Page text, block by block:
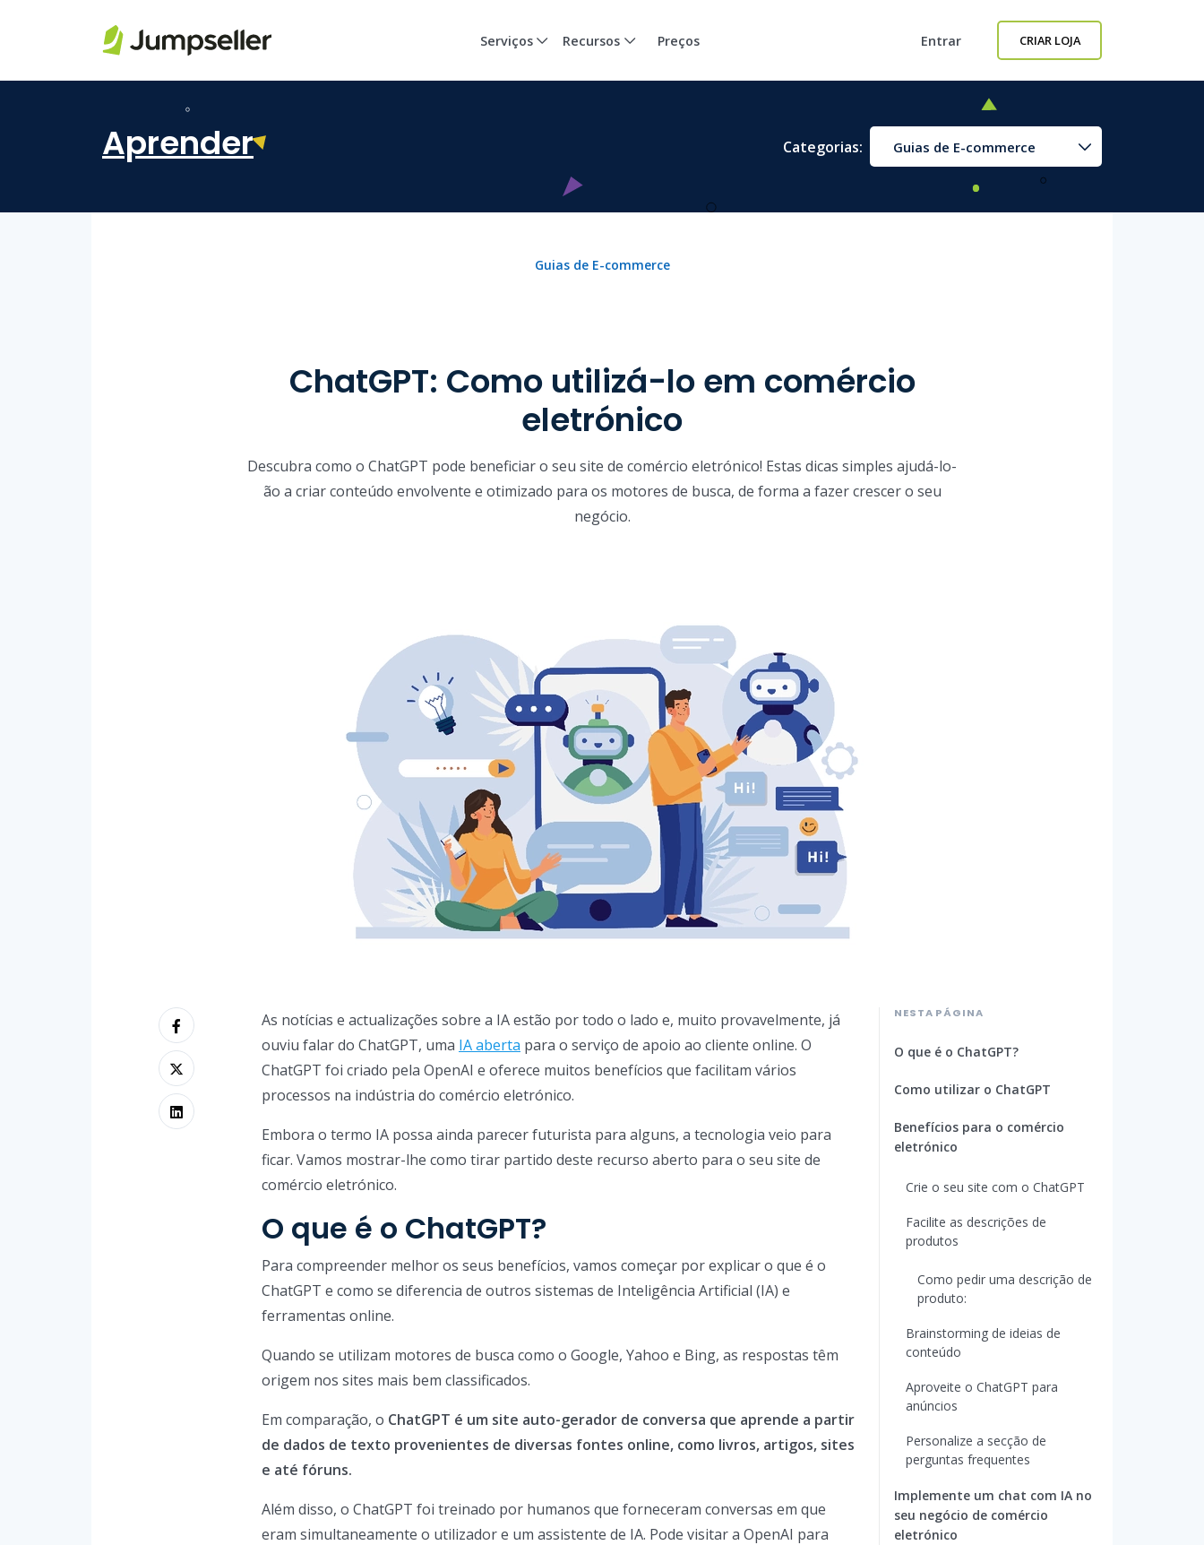
Serviços Recursos Preços Entrar CRIAR LOJA
Aprender Categorias: Guias de E-commerce
Guias de E-commerce
ChatGPT: Como utilizá-lo em comércio
eletrónico
Descubra como o ChatGPT pode beneficiar o seu site de comércio eletrónico! Estas dicas simples ajudá-lo-
ão a criar conteúdo envolvente e otimizado para os motores de busca, de forma a fazer crescer o seu
negócio.
As notícias e actualizações sobre a IA estão por todo o lado e, muito provavelmente, já
ouviu falar do ChatGPT, uma IA aberta para o serviço de apoio ao cliente online. O
ChatGPT foi criado pela OpenAI e oferece muitos benefícios que facilitam vários
processos na indústria do comércio eletrónico.
Embora o termo IA possa ainda parecer futurista para alguns, a tecnologia veio para
ficar. Vamos mostrar-lhe como tirar partido deste recurso aberto para o seu site de
comércio eletrónico.
O que é o ChatGPT?
Para compreender melhor os seus benefícios, vamos começar por explicar o que é o
ChatGPT e como se diferencia de outros sistemas de Inteligência Artificial (IA) e
ferramentas online.
Quando se utilizam motores de busca como o Google, Yahoo e Bing, as respostas têm
origem nos sites mais bem classificados.
Em comparação, o ChatGPT é um site auto-gerador de conversa que aprende a partir
de dados de texto provenientes de diversas fontes online, como livros, artigos, sites
e até fóruns.
Além disso, o ChatGPT foi treinado por humanos que forneceram conversas em que
eram simultaneamente o utilizador e um assistente de IA. Pode visitar a OpenAI para
NESTA PÁGINA
O que é o ChatGPT?
Como utilizar o ChatGPT
Benefícios para o comércio
eletrónico
Crie o seu site com o ChatGPT
Facilite as descrições de
produtos
Como pedir uma descrição de
produto:
Brainstorming de ideias de
conteúdo
Aproveite o ChatGPT para
anúncios
Personalize a secção de
perguntas frequentes
Implemente um chat com IA no
seu negócio de comércio
eletrónico